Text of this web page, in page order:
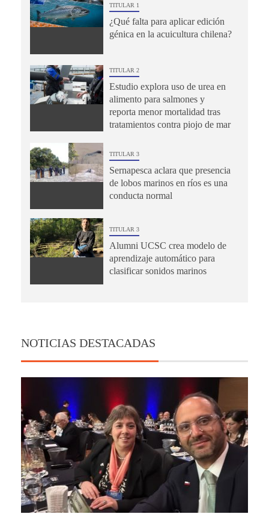
TITULAR 1
¿Qué falta para aplicar edición
génica en la acuicultura chilena?
TITULAR 2
Estudio explora uso de urea en
alimento para salmones y
reporta menor mortalidad tras
tratamientos contra piojo de mar
TITULAR 3
Sernapesca aclara que presencia
de lobos marinos en ríos es una
conducta normal
TITULAR 3
Alumni UCSC crea modelo de
aprendizaje automático para
clasificar sonidos marinos
NOTICIAS DESTACADAS